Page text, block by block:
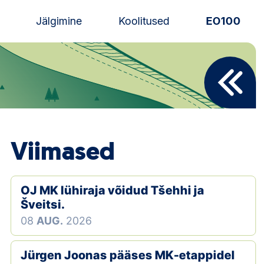
Jälgimine Koolitused EO100
Uudised
Alustajale
Eesti Orienteerumine 100!
Toetamine
Telli litsents!
Noored
Viimased
OJ MK lühiraja võidud Tšehhi ja
Šveitsi.
08 AUG. 2026
Jürgen Joonas pääses MK-etappidel